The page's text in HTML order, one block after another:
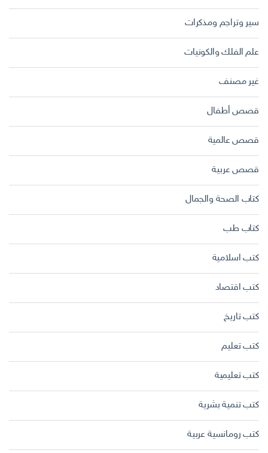
سير وتراجم ومذكرات
علم الفلك والكونيات
غير مصنف
قصص أطفال
قصص عالمية
قصص عربية
كتاب الصحة والجمال
كتاب طب
كتب اسلامية
كتب اقتصاد
كتب تاريخ
كتب تعليم
كتب تعليمية
كتب تنمية بشرية
كتب رومانسية عربية